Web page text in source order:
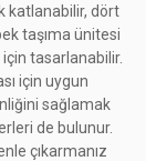
katlanabilir, dört
taşıma ünitesi
tasarlanabilir.
için uygun
sağlamak
de bulunur.
çıkarmanız